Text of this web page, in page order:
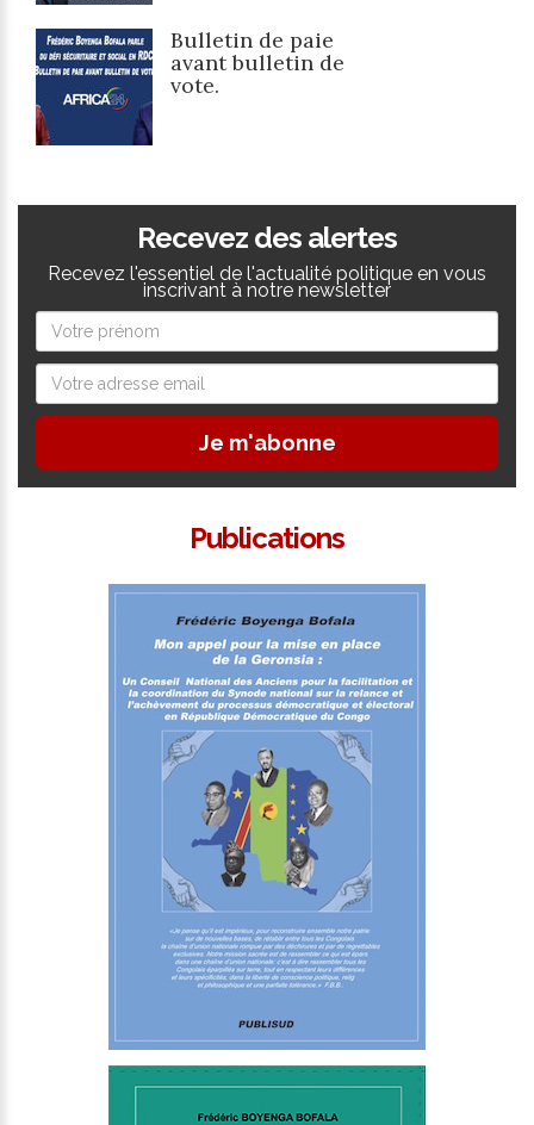
Bulletin de paie
avant bulletin de
vote.
Recevez des alertes
Recevez l'essentiel de l'actualité politique en vous
inscrivant à notre newsletter
Je m'abonne
Publications